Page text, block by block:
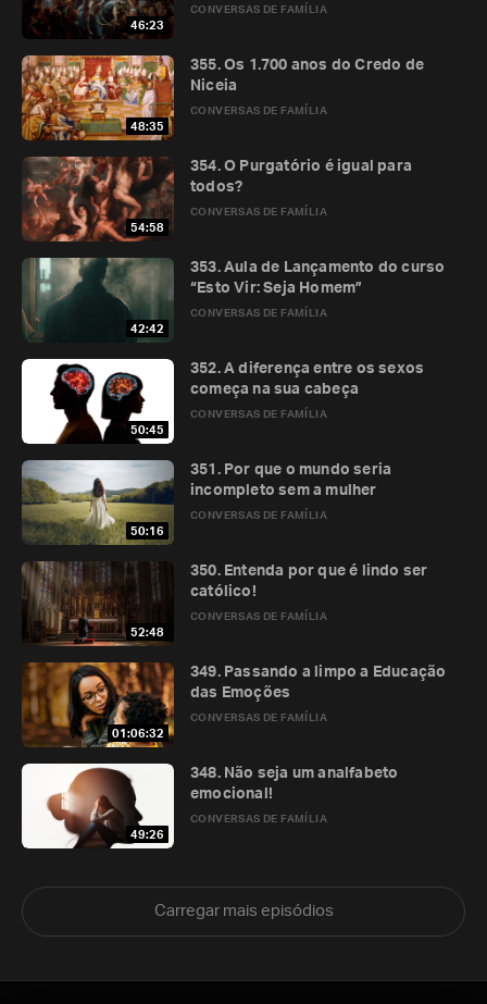
46:23
CONVERSAS DE FAMÍLIA
48:35
CONVERSAS DE FAMÍLIA
355. Os 1.700 anos do Credo de
Niceia
54:58
CONVERSAS DE FAMÍLIA
354. O Purgatório é igual para
todos?
42:42
CONVERSAS DE FAMÍLIA
353. Aula de Lançamento do curso
“Esto Vir: Seja Homem”
50:45
CONVERSAS DE FAMÍLIA
352. A diferença entre os sexos
começa na sua cabeça
50:16
CONVERSAS DE FAMÍLIA
351. Por que o mundo seria
incompleto sem a mulher
52:48
CONVERSAS DE FAMÍLIA
350. Entenda por que é lindo ser
católico!
01:06:32
CONVERSAS DE FAMÍLIA
349. Passando a limpo a Educação
das Emoções
49:26
CONVERSAS DE FAMÍLIA
348. Não seja um analfabeto
emocional!
Carregar mais episódios